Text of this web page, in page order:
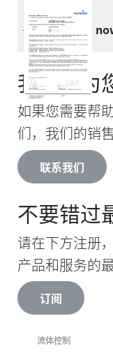
Download
我们能为
如果您需要帮
们，我们的销
联系我们
不要错过
请在下方注册
产品和服务的
订阅
流体控制